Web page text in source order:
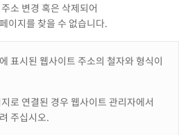
소 변경 혹은 삭제되어
이지를 찾을 수 없습니다.
표시된 웹사이트 주소의 철자와 형식이
로 연결된 경우 웹사이트 관리자에서
주십시오.